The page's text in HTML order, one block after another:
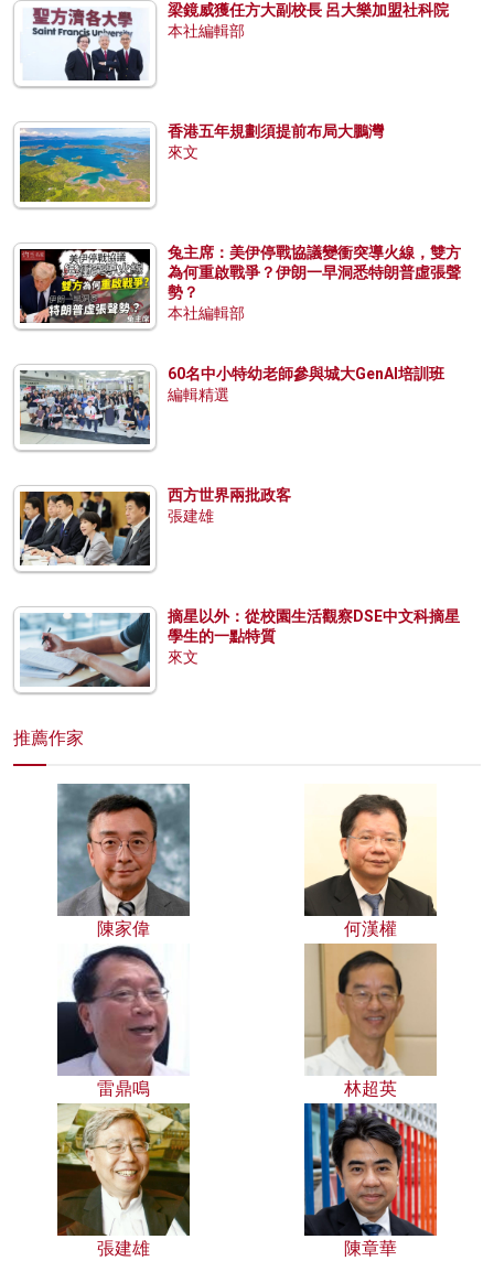
梁鏡威獲任方大副校長 呂大樂加盟社科院
本社編輯部
香港五年規劃須提前布局大鵬灣
來文
兔主席：美伊停戰協議變衝突導火線，雙方
為何重啟戰爭？伊朗一早洞悉特朗普虛張聲
勢？
本社編輯部
60名中小特幼老師參與城大GenAI培訓班
編輯精選
西方世界兩批政客
張建雄
摘星以外：從校園生活觀察DSE中文科摘星
學生的一點特質
來文
推薦作家
陳家偉 何漢權
雷鼎鳴 林超英
張建雄 陳章華